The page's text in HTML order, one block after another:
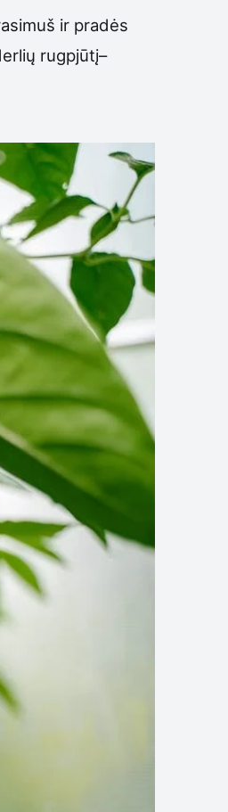
ir pradės
rugpjūtį–